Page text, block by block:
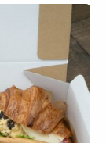
合せ